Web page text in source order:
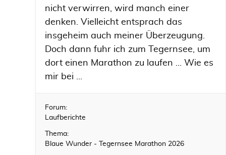
nicht verwirren, wird manch einer
denken. Vielleicht entsprach das
insgeheim auch meiner Überzeugung.
Doch dann fuhr ich zum Tegernsee, um
dort einen Marathon zu laufen ... Wie es
mir bei ...
Forum:
Laufberichte
Thema:
Blaue Wunder - Tegernsee Marathon 2026